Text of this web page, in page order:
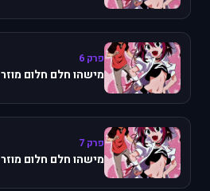
פרק 6
מישהו חלם חלום מוזר
פרק 7
מישהו חלם חלום מוזר